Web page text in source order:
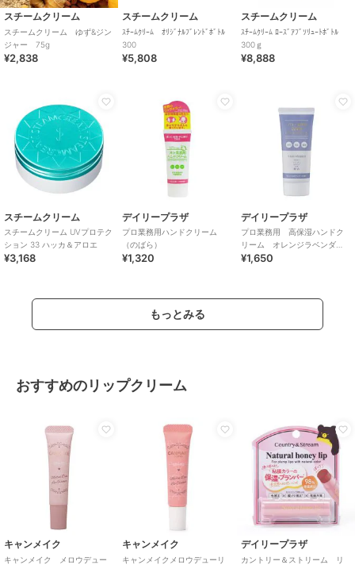
スチームクリーム
スチームクリーム ゆず&ジン
ジャー 75g
¥2,838
スチームクリーム
ｽﾁｰﾑｸﾘｰﾑ ｵﾘｼﾞﾅﾙﾌﾞﾚﾝﾄﾞﾎﾞﾄﾙ
300
¥5,808
スチームクリーム
ｽﾁｰﾑｸﾘｰﾑ ﾛｰｽﾞｱﾌﾞｿﾘｭｰﾄﾎﾞﾄﾙ
300ｇ
¥8,888
スチームクリーム
スチームクリーム UVプロテク
ション 33 ハッカ＆アロエ
¥3,168
デイリープラザ
プロ業務用ハンドクリーム
（のばら）
¥1,320
デイリープラザ
プロ業務用 高保湿ハンドク
リーム オレンジラベンダ
ー ６０g
¥1,650
もっとみる
おすすめのリップクリーム
キャンメイク
キャンメイク メロウデュー
キャンメイク
キャンメイクメロウデューリ
デイリープラザ
カントリー＆ストリーム リ